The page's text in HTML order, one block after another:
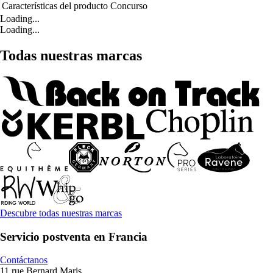
Características del producto Concurso
Loading...
Loading...
Todas nuestras marcas
Descubre todas nuestras marcas
Servicio postventa en Francia
Contáctanos